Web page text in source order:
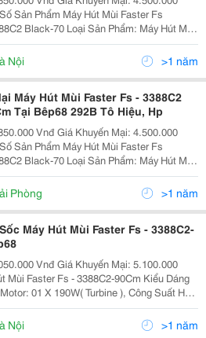
Sản Phẩm: Máy Hút Mùi
Nội >1 năm
Máy Hút Mùi Faster Fs - 3388C2
Black-70Cm Tại Bêp68 292B Tô Hiệu, Hp
Khuyến Mại: 4.500.000
Sản Phẩm: Máy Hút Mùi
Black&Ndash;70 Hãng Sản Xuất: Fas
Phòng >1 năm
Hút Mùi Faster Fs - 3388C2-
Khuyến Mại: 5.100.000
Nội >1 năm